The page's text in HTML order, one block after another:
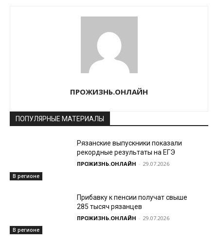
ПРОЖИЗНЬ.ОНЛАЙН
ПОПУЛЯРНЫЕ МАТЕРИАЛЫ
В регионе
Рязанские выпускники показали
рекордные результаты на ЕГЭ
ПРОЖИЗНЬ.ОНЛАЙН - 29.07.2026
В регионе
Прибавку к пенсии получат свыше
285 тысяч рязанцев
ПРОЖИЗНЬ.ОНЛАЙН - 29.07.2026